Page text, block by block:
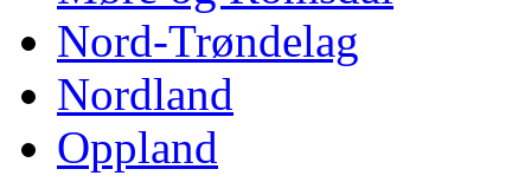
Nord-Trøndelag
Nordland
Oppland